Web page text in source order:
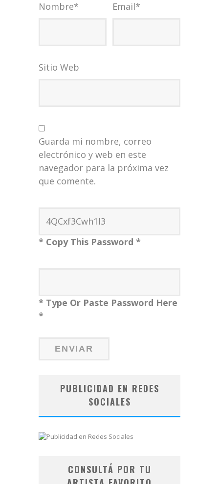
Nombre* Email*
Sitio Web
Guarda mi nombre, correo
electrónico y web en este
navegador para la próxima vez
que comente.
* Copy This Password *
* Type Or Paste Password Here
*
PUBLICIDAD EN REDES
SOCIALES
CONSULTÁ POR TU